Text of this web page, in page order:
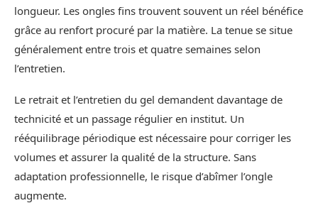
longueur. Les ongles fins trouvent souvent un réel bénéfice
grâce au renfort procuré par la matière. La tenue se situe
généralement entre trois et quatre semaines selon
l’entretien.
Le retrait et l’entretien du gel demandent davantage de
technicité et un passage régulier en institut. Un
rééquilibrage périodique est nécessaire pour corriger les
volumes et assurer la qualité de la structure. Sans
adaptation professionnelle, le risque d’abîmer l’ongle
augmente.